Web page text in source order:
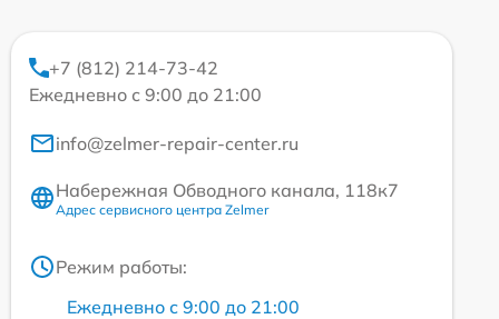
+7 (812) 214-73-42
Ежедневно с 9:00 до 21:00
info@zelmer-repair-center.ru
Набережная Обводного канала, 118к7
Адрес сервисного центра Zelmer
Режим работы:
Ежедневно с 9:00 до 21:00